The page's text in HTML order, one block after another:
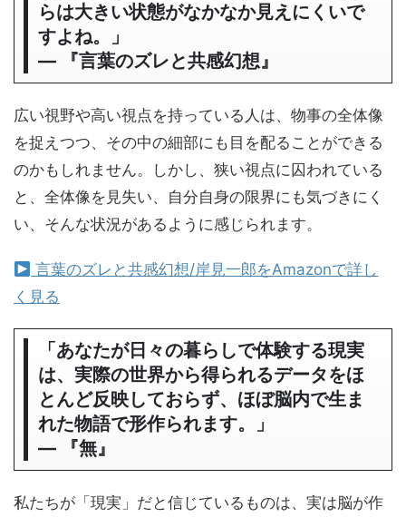
らは大きい状態がなかなか見えにくいで
すよね。」
― 『言葉のズレと共感幻想』
広い視野や高い視点を持っている人は、物事の全体像
を捉えつつ、その中の細部にも目を配ることができる
のかもしれません。しかし、狭い視点に囚われている
と、全体像を見失い、自分自身の限界にも気づきにく
い、そんな状況があるように感じられます。
言葉のズレと共感幻想/岸見一郎をAmazonで詳し
く見る
「あなたが日々の暮らしで体験する現実
は、実際の世界から得られるデータをほ
とんど反映しておらず、ほぼ脳内で生ま
れた物語で形作られます。」
― 『無』
私たちが「現実」だと信じているものは、実は脳が作